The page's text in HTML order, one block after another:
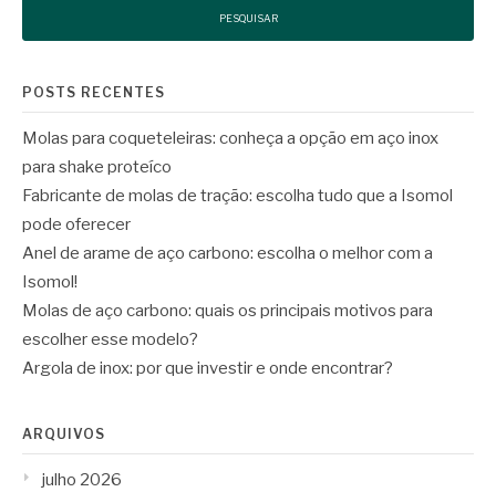
POSTS RECENTES
Molas para coqueteleiras: conheça a opção em aço inox
para shake proteíco
Fabricante de molas de tração: escolha tudo que a Isomol
pode oferecer
Anel de arame de aço carbono: escolha o melhor com a
Isomol!
Molas de aço carbono: quais os principais motivos para
escolher esse modelo?
Argola de inox: por que investir e onde encontrar?
ARQUIVOS
julho 2026